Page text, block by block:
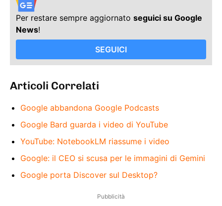
Per restare sempre aggiornato seguici su Google
News!
SEGUICI
Articoli Correlati
Google abbandona Google Podcasts
Google Bard guarda i video di YouTube
YouTube: NotebookLM riassume i video
Google: il CEO si scusa per le immagini di Gemini
Google porta Discover sul Desktop?
Pubblicità